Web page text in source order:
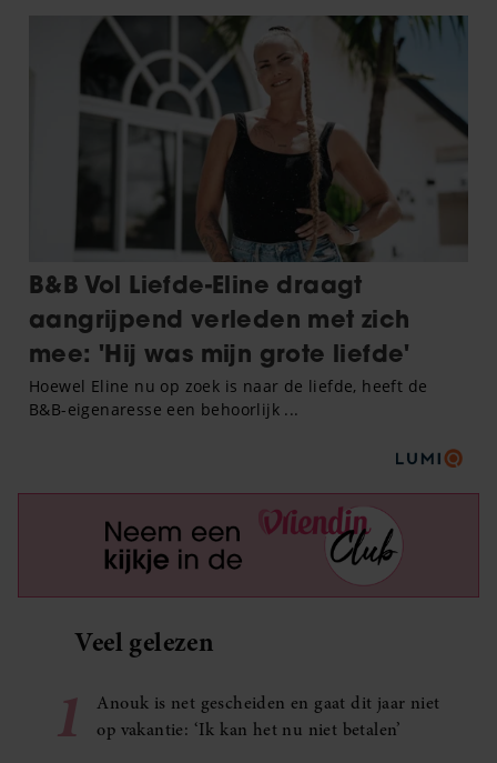
Veel gelezen
1
Anouk is net gescheiden en gaat dit jaar niet
op vakantie: ‘Ik kan het nu niet betalen’